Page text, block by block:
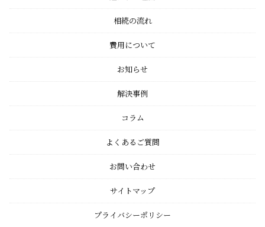
相続の流れ
費用について
お知らせ
解決事例
コラム
よくあるご質問
お問い合わせ
サイトマップ
プライバシーポリシー